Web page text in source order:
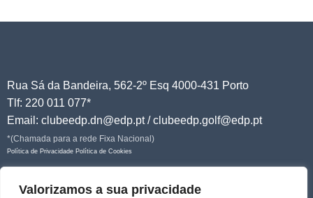
Valorizamos a sua privacidade
Rua Sá da Bandeira, 562-2º Esq 4000-431 Porto
Tlf: 220 011 077*
Email: clubeedp.dn@edp.pt / clubeedp.golf@edp.pt
*(Chamada para a rede Fixa Nacional)
Política de Privacidade Política de Cookies